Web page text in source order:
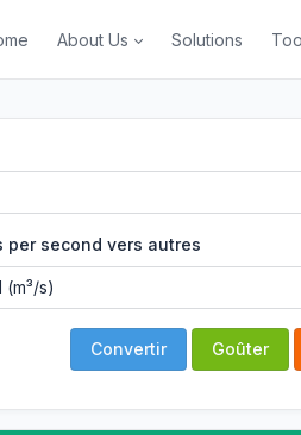
About Us Solutions
per second vers autres
Convertir Goûter